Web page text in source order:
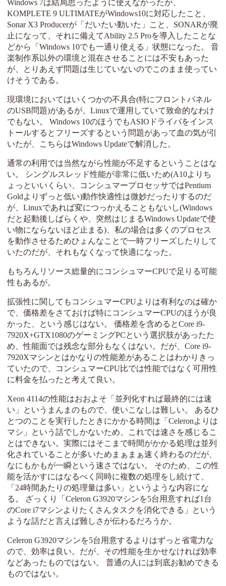
Windows 7は結局思ったように使えなかったが、
KOMPLETE 9 ULTIMATEがWindows10に対応したこと、
Sonar X3 Producerが「だいたい動いた」こと、SONARが廃
止になって、それに備えてAbility 2.5 Proを導入したことな
どから「Windows 10でも一通り使える」状態になった。 音
楽制作系以外の環境と混在させることには不安もあった
が、とりあえず問題は生じていないのでこのまま使ってい
けそうである。
現環境においてはいくつかの不具合(特にフロントパネル
のUSB問題)があるが、Linuxで運用していて致命的なわけ
でもない。 Windows 10のほうでもASIOドライバをインス
トールするとフリーズするという問題があって血の気が引
いたが、こちらはWindows Updateで解消した。
通常の利用では当然ながら性能が不足するということはな
い。 シングルスレッド性能が非常に低いため(A10よりち
ょっといいくらい、コンシュマープロセッサではPentium
Goldよりずっと低い)動作快適性は微妙だったりするのだ
が、Linuxであれば変につっかえることもないし(Windows
だと起動後しばらくや、突然はじまるWindows Updateで使
い物にならないほど止まる)、私の場合は多くのプロセス
を動作させるためひょんなことで一時フリーズしたりして
いたのだが、それもなくなって快適になった。
もちろんリソース総量的にコンシュマーCPUで足りる可能
性もあるが。
拡張性に関してもコンシュマーCPUよりは有利なのは確か
で、価格差をさておけば特にコンシュマーCPUのほうが良
かった、という感じはない。 価格差を含めるとCore i9-
7920X+GTX1080のゲーミングPCという選択肢があったた
め、性能面では残念な部分もなくはない。だが、Core i9-
7920Xマシンとはかなりの性能差があることはわかりきっ
ていたので、コンシュマーCPU比では性能ではなく可用性
に料金を払ったと考えて良い。
Xeon 4114の性能はおおよそ「並列化すれば最終的には速
い」というまんまのもので、使いこなしは難しい。 あるひ
とつのことを実行したときにかかる時間は「Celeronよりは
マシ」という話でしかないため、これでは速さを感じるこ
とはできない。実際にはそこまで時間がかかる処理は並列
化されていることが多いためまぁまぁ速く終わるのだが、
なにもかもが一瞬という速さではない。 そのため、この性
能を活かすにはなるべく同時に複数の処理をし続けて、
「24時間あたりの処理量は多い」というような内容にな
る。 ざっくり「Celeron G3920マシンを5台用意すれば1台
のCore i7マシンよりたくさんタスクを消化できる」という
ような話だと言えば難しさが伝わるだろうか。
Celeron G3920マシンを5台用意するよりはずっと省電力な
ので、効率は良い。だが、その性能を生かせなければ効率
などあったものではない。 普通の人には到底お勧めできる
ものではない。